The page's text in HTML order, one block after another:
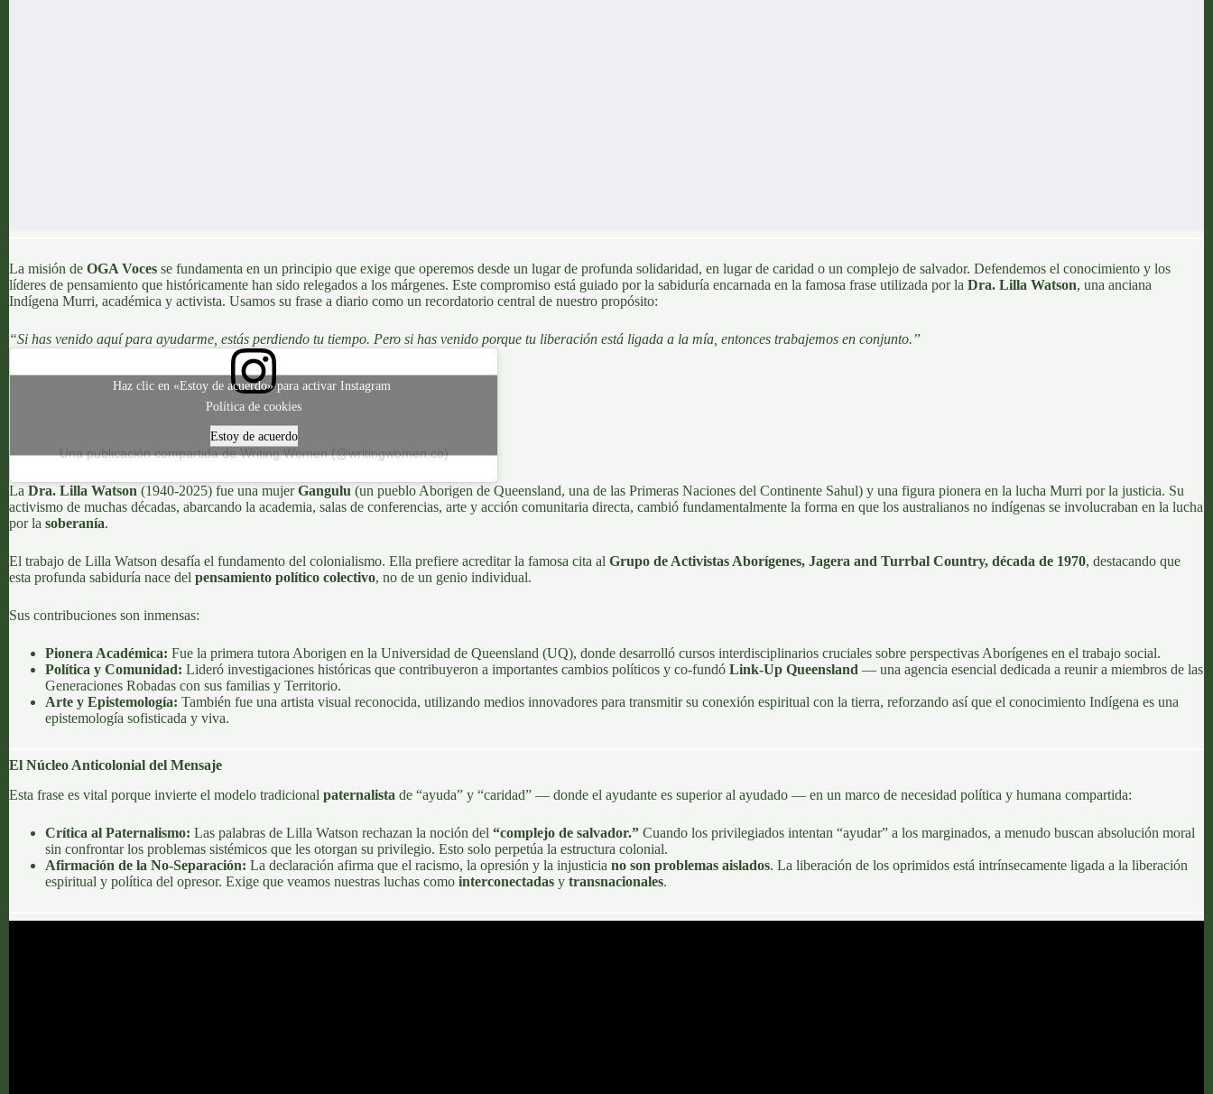
La misión de OGA Voces se fundamenta en un principio que exige que operemos desde un lugar de profunda solidaridad, en lugar de caridad o un complejo de salvador. Defendemos el conocimiento y los
líderes de pensamiento que históricamente han sido relegados a los márgenes. Este compromiso está guiado por la sabiduría encarnada en la famosa frase utilizada por la Dra. Lilla Watson, una anciana
Indígena Murri, académica y activista. Usamos su frase a diario como un recordatorio central de nuestro propósito:
“Si has venido aquí para ayudarme, estás perdiendo tu tiempo. Pero si has venido porque tu liberación está ligada a la mía, entonces trabajemos en conjunto.”
Una publicación compartida de Writing Women (@writingwomen.co)
Haz clic en «Estoy de acuerdo» para activar Instagram
Política de cookies
Estoy de acuerdo
La Dra. Lilla Watson (1940-2025) fue una mujerGangulu (un pueblo Aborigen de Queensland, una de las Primeras Naciones del Continente Sahul) y una figura pionera en la lucha Murri por la justicia. Su
activismo de muchas décadas, abarcando la academia, salas de conferencias, arte y acción comunitaria directa, cambió fundamentalmente la forma en que los australianos no indígenas se involucraban en la lucha
por la soberanía.
El trabajo de Lilla Watson desafía el fundamento del colonialismo. Ella prefiere acreditar la famosa cita al Grupo de Activistas Aborígenes, Jagera and Turrbal Country, década de 1970, destacando que
esta profunda sabiduría nace del pensamiento político colectivo, no de un genio individual.
Sus contribuciones son inmensas:
Pionera Académica: Fue la primera tutora Aborigen en la Universidad de Queensland (UQ), donde desarrolló cursos interdisciplinarios cruciales sobre perspectivas Aborígenes en el trabajo social.
Política y Comunidad: Lideró investigaciones históricas que contribuyeron a importantes cambios políticos y co-fundó Link-Up Queensland — una agencia esencial dedicada a reunir a miembros de las
Generaciones Robadas con sus familias y Territorio.
Arte y Epistemología: También fue una artista visual reconocida, utilizando medios innovadores para transmitir su conexión espiritual con la tierra, reforzando así que el conocimiento Indígena es una
epistemología sofisticada y viva.
El Núcleo Anticolonial del Mensaje
Esta frase es vital porque invierte el modelo tradicional paternalista de “ayuda” y “caridad” — donde el ayudante es superior al ayudado — en un marco de necesidad política y humana compartida:
Crítica al Paternalismo: Las palabras de Lilla Watson rechazan la noción del “complejo de salvador.” Cuando los privilegiados intentan “ayudar” a los marginados, a menudo buscan absolución moral
sin confrontar los problemas sistémicos que les otorgan su privilegio. Esto solo perpetúa la estructura colonial.
Afirmación de la No-Separación: La declaración afirma que el racismo, la opresión y la injusticia no son problemas aislados. La liberación de los oprimidos está intrínsecamente ligada a la liberación
espiritual y política del opresor. Exige que veamos nuestras luchas como interconectadas y transnacionales.